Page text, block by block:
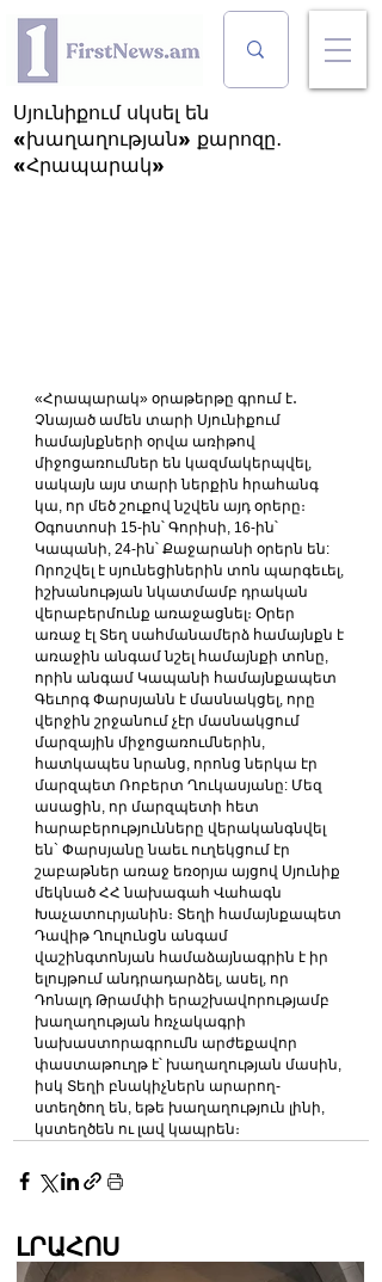
Սյունիքում սկսել են
«խաղաղության» քարոզը․
«Հրապարակ»
«Հրապարակ» օրաթերթը գրում է․
Չնայած ամեն տարի Սյունիքում
համայնքների օրվա առիթով
միջոցառումներ են կազմակերպվել,
սակայն այս տարի ներքին հրահանգ
կա, որ մեծ շուքով նշվեն այդ օրերը։
Օգոստոսի 15-ին՝ Գորիսի, 16-ին՝
Կապանի, 24-ին՝ Քաջարանի օրերն են:
Որոշվել է սյունեցիներին տոն պարգեւել,
իշխանության նկատմամբ դրական
վերաբերմունք առաջացնել։ Օրեր
առաջ էլ Տեղ սահմանամերձ համայնքն է
առաջին անգամ նշել համայնքի տոնը,
որին անգամ Կապանի համայնքապետ
Գեւորգ Փարսյանն է մասնակցել, որը
վերջին շրջանում չէր մասնակցում
մարզային միջոցառումներին,
հատկապես նրանց, որոնց ներկա էր
մարզպետ Ռոբերտ Ղուկասյանը: Մեզ
ասացին, որ մարզպետի հետ
հարաբերությունները վերականգնվել
են` Փարսյանը նաեւ ուղեկցում էր
շաբաթներ առաջ եռօրյա այցով Սյունիք
մեկնած ՀՀ նախագահ Վահագն
Խաչատուրյանին։ Տեղի համայնքապետ
Դավիթ Ղուլունցն անգամ
վաշինգտոնյան համաձայնագրին է իր
ելույթում անդրադարձել, ասել, որ
Դոնալդ Թրամփի երաշխավորությամբ
խաղաղության հռչակագրի
նախաստորագրումն արժեքավոր
փաստաթուղթ է՝ խաղաղության մասին,
իսկ Տեղի բնակիչներն արարող-
ստեղծող են, եթե խաղաղություն լինի,
կստեղծեն ու լավ կապրեն։
ԼՐԱՀՈՍ